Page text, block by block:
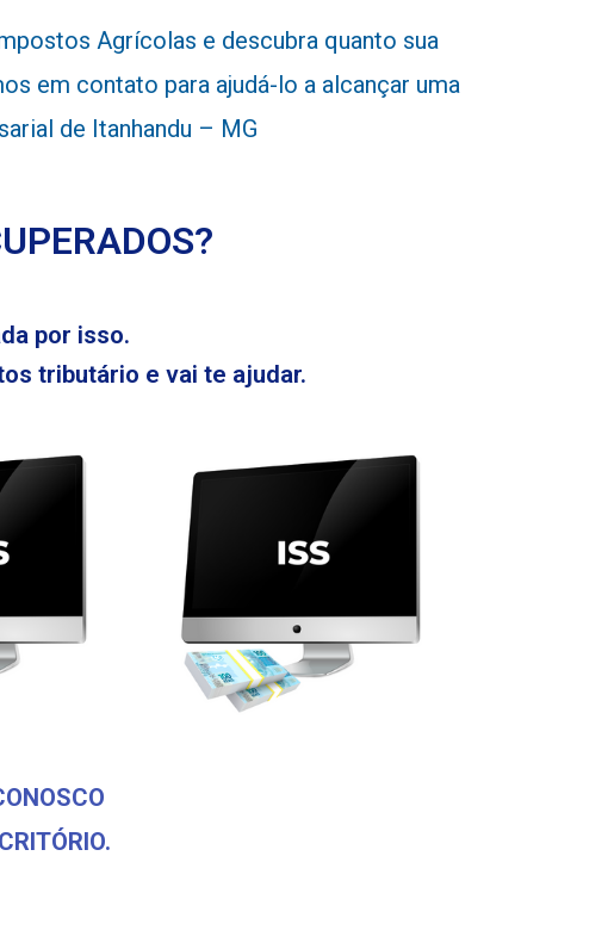
Agrícolas e descubra quanto sua
em contato para ajudá-lo a alcançar uma
de Itanhandu – MG
por isso.
tributário e vai te ajudar.